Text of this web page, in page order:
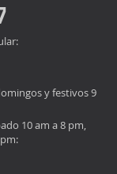
y festivos 9
10 am a 8 pm,